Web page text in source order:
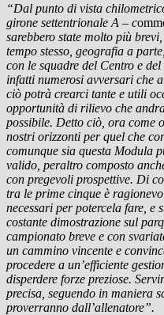
“Dal punto di vista
girone settentrionale A – c
sarebbero state molto più
tempo stesso, geografia a
con le squadre del Centro e
infatti numerosi avversari che
ciò potrà crearci tante e utili
opportunità di rilievo che
possibile. Detto ciò, ora come
nostri orizzonti per quel che
comunque sia questa Modula
valido, peraltro composto
con pregevoli prospettive. Di
tra le prime cinque è
necessari per potercela fare,
costante dimostrazione sul
campionato breve e con
un cammino vincente e
procedere a un’efficiente
disperdere forze preziose.
precisa, seguendo in maniera
proverranno dall’allenatore”.